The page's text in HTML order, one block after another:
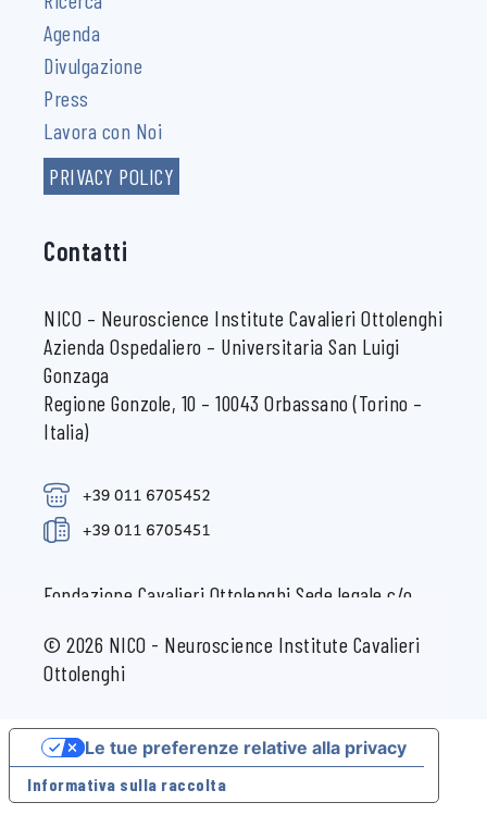
Agenda
Divulgazione
Press
Lavora con Noi
PRIVACY POLICY
Contatti
NICO – Neuroscience Institute Cavalieri Ottolenghi
Azienda Ospedaliero – Universitaria San Luigi
Gonzaga
Regione Gonzole, 10 – 10043 Orbassano (Torino –
Italia)
Fondazione Cavalieri Ottolenghi Sede legale c/o
Università degli Studi di Torino Via Verdi, 8 - 10124
Torino (Italia) CF 97564560015
© 2026 NICO - Neuroscience Institute Cavalieri
Ottolenghi
Informativa sulla raccolta
Le tue preferenze relative alla privacy